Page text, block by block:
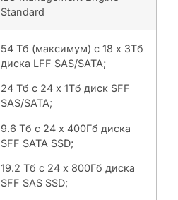
Standard
54 Тб (максимум) с 18 х 3Тб
диска LFF SAS/SATA;
24 Тб с 24 х 1Тб диск SFF
SAS/SATA;
9.6 Тб с 24 х 400Гб диска
SFF SATA SSD;
19.2 Тб с 24 х 800Гб диска
SFF SAS SSD;